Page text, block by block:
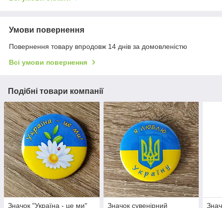
Умови повернення
Повернення товару впродовж 14 днів за домовленістю
Всі умови повернення
Подібні товари компанії
Значок "Україна - це ми"
Значок сувенірний